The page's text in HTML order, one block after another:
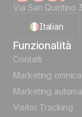
Via San Quintino
Italian
English
French
Polish
Funzionalità
Contatti
Marketing
Marketing
Visitor Tracking